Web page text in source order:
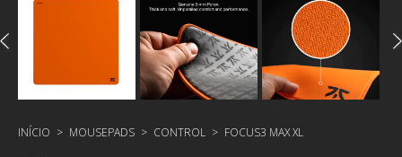
INÍCIO > MOUSEPADS > CONTROL > FOCUS3 MAX XL